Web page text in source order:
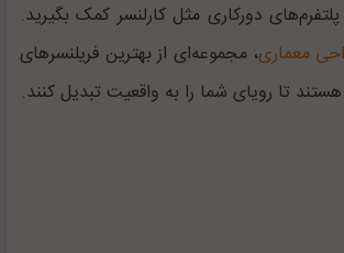
دورکاری مثل کارلنسر کمک بگیرید.
معماری، مجموعه‌ای از بهترین فریلنسرهای
تا رویای شما را به واقعیت تبدیل کنند.